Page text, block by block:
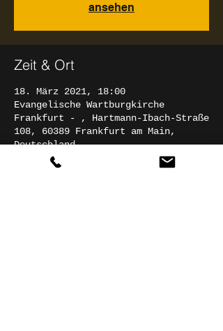
ansehen
Zeit & Ort
18. März 2021, 18:00
Evangelische Wartburgkirche
Frankfurt - , Hartmann-Ibach-Straße
108, 60389 Frankfurt am Main,
Deutschland